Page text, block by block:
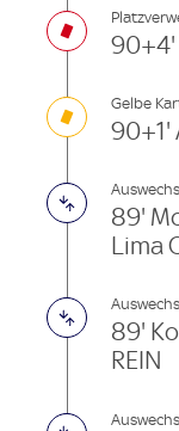
90+4'
Gelbe
90+1'
89'
Lima
89'
REIN